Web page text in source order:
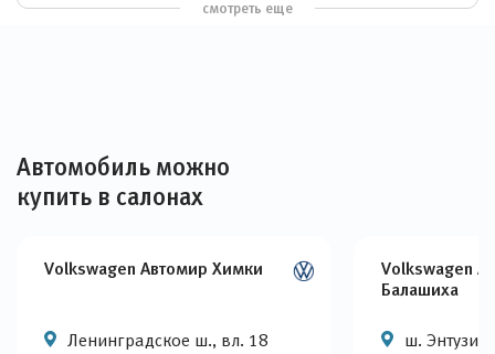
смотреть еще
Автомобиль можно
купить в салонах
Volkswagen Автомир Химки
Ленинградское ш., вл. 18
Volkswagen
Балашиха
ш.